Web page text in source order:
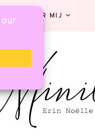
OVER MIJ